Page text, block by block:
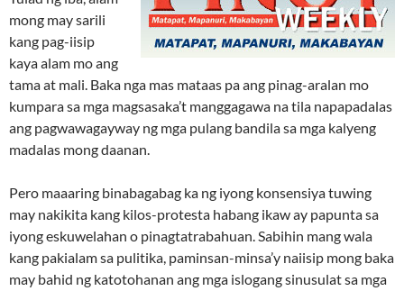
mong may sarili
kang pag-iisip
kaya alam mo ang
tama at mali. Baka nga mas mataas pa ang pinag-aralan mo
kumpara sa mga magsasaka’t manggagawa na tila napapadalas
ang pagwawagayway ng mga pulang bandila sa mga kalyeng
madalas mong daanan.
Pero maaaring binabagabag ka ng iyong konsensiya tuwing
may nakikita kang kilos-protesta habang ikaw ay papunta sa
iyong eskuwelahan o pinagtatrabahuan. Sabihin mang wala
kang pakialam sa pulitika, paminsan-minsa’y naiisip mong baka
may bahid ng katotohanan ang mga islogang sinusulat sa mga